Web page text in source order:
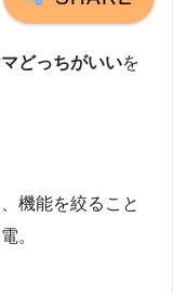
どっちがいいを
機能を絞ること
。